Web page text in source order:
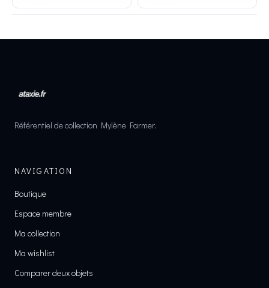
Référentiel de collection Mylène Farmer.
NAVIGATION
Boutique
Espace membre
Ma collection
Ma wishlist
Comparer deux objets